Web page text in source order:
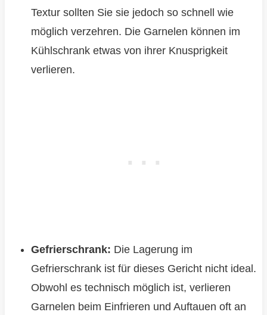
Textur sollten Sie sie jedoch so schnell wie
möglich verzehren. Die Garnelen können im
Kühlschrank etwas von ihrer Knusprigkeit
verlieren.
Gefrierschrank: Die Lagerung im
Gefrierschrank ist für dieses Gericht nicht ideal.
Obwohl es technisch möglich ist, verlieren
Garnelen beim Einfrieren und Auftauen oft an